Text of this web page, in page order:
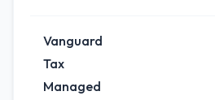
Vanguard
Tax
Managed